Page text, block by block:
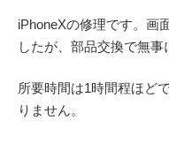
iPhoneXの修理です。画
したが、部品交換で無事
所要時間は1時間程ほど
りません。